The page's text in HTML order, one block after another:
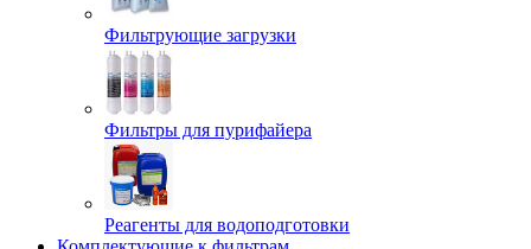
Фильтрующие загрузки
Фильтры для пурифайера
Реагенты для водоподготовки